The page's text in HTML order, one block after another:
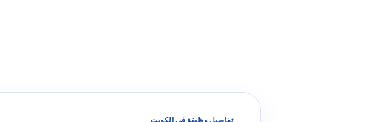
تفاصيل وظيفة في الكويت